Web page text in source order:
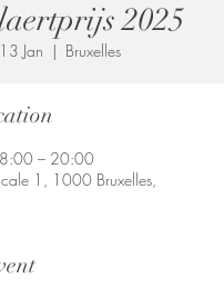
2025
Jan
  |
Bruxelles
– 20:00
1, 1000 Bruxelles,